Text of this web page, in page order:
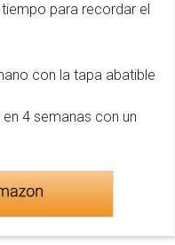
para recordar el
con la tapa abatible
4 semanas con un